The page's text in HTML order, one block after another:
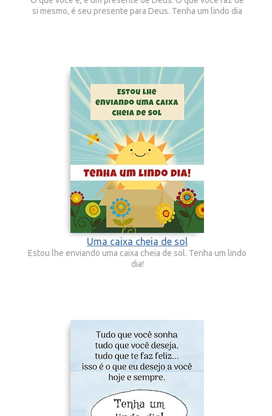
si mesmo, é seu presente para Deus. Tenha um lindo dia
Uma caixa cheia de sol
Estou lhe enviando uma caixa cheia de sol. Tenha um lindo
dia!